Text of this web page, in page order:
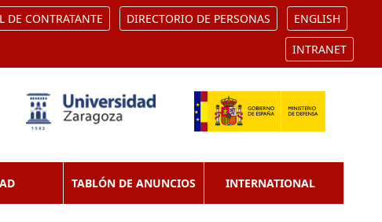
DE CONTRATANTE DIRECTORIO DE PERSONAS ENGLISH
INTRANET
TABLÓN DE ANUNCIOS INTERNATIONAL